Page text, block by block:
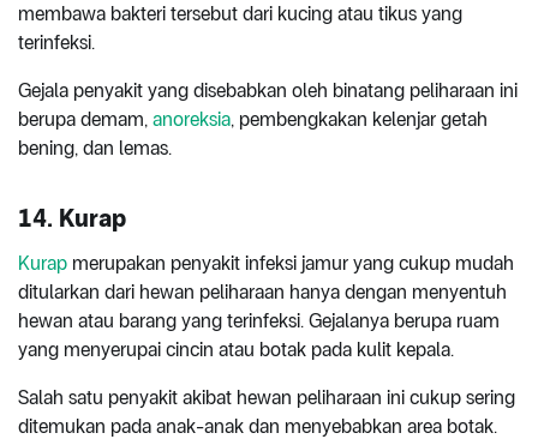
membawa bakteri tersebut dari kucing atau tikus yang
terinfeksi.
Gejala penyakit yang disebabkan oleh binatang peliharaan ini
berupa demam, anoreksia, pembengkakan kelenjar getah
bening, dan lemas.
14. Kurap
Kurap merupakan penyakit infeksi jamur yang cukup mudah
ditularkan dari hewan peliharaan hanya dengan menyentuh
hewan atau barang yang terinfeksi. Gejalanya berupa ruam
yang menyerupai cincin atau botak pada kulit kepala.
Salah satu penyakit akibat hewan peliharaan ini cukup sering
ditemukan pada anak-anak dan menyebabkan area botak.